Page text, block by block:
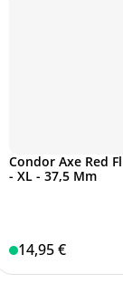
Condor Axe Red
- XL - 37,5 Mm
14,95 €